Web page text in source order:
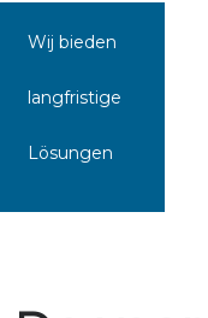
Wij bieden
langfristige
Lösungen